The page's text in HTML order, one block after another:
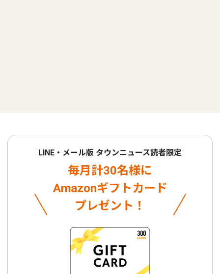
LINE・メール版 タウンニュース読者限定
毎月計30名様に
Amazonギフトカード
プレゼント！